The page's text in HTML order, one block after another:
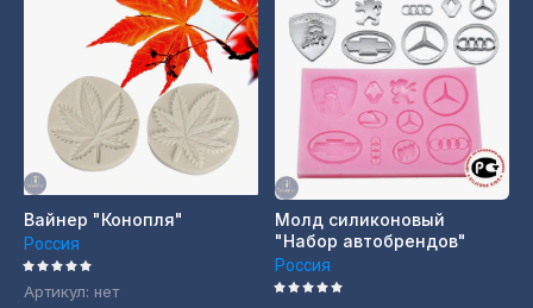
Вайнер "Конопля"
Россия
Артикул: нет
Молд силиконовый
"Набор автобрендов"
Россия